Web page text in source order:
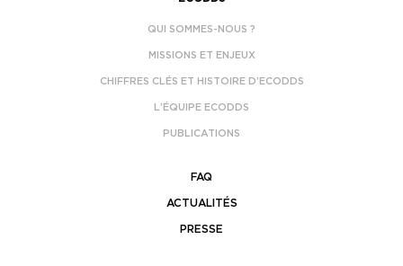
QUI SOMMES-NOUS ?
MISSIONS ET ENJEUX
CHIFFRES CLÉS ET HISTOIRE D’ECODDS
L’ÉQUIPE ECODDS
PUBLICATIONS
FAQ
ACTUALITÉS
PRESSE